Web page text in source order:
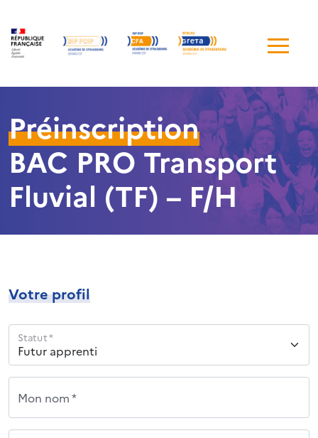
de
Préinscription
BAC PRO Transport
Fluvial (TF) – F/H
Votre profil
Statut *
Mon nom *